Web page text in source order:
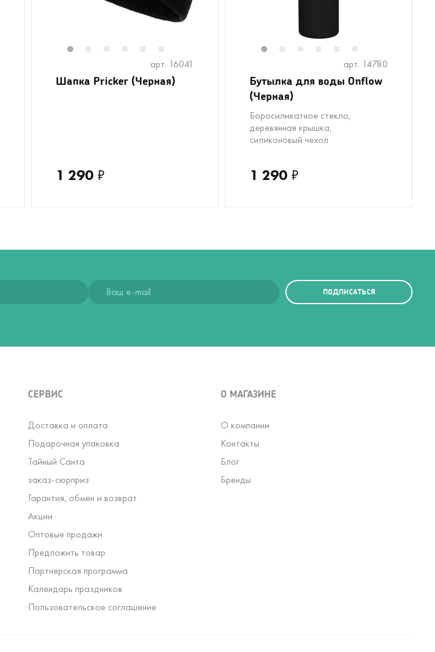
арт. 16041
Шапка Pricker (Черная)
1 290 ₽
арт. 14780
Бутылка для воды Onflow
(Черная)
Боросиликатное стекло,
деревянная крышка,
силиконовый чехол
1 290 ₽
ПОДПИСАТЬСЯ
СЕРВИС
Доставка и оплата
Подарочная упаковка
Тайный Санта
заказ-сюрприз
Гарантия, обмен и возврат
Акции
Оптовые продажи
Предложить товар
Партнерская программа
Календарь праздников
Пользовательское соглашение
О МАГАЗИНЕ
О компании
Контакты
Блог
Бренды